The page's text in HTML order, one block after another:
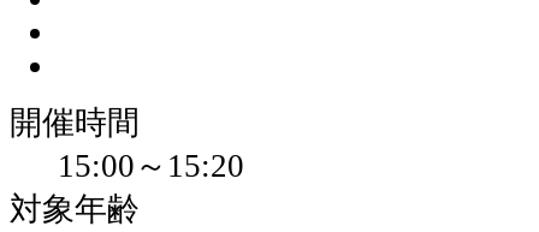
開催時間
15:00～15:20
対象年齢